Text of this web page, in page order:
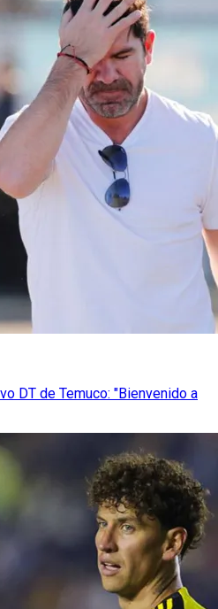
DT de Temuco: "Bienvenido a